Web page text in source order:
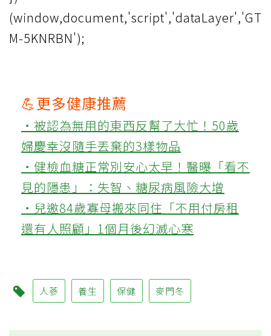
(window,document,'script','dataLayer','GT
M-5KNRBN');
💪更多健康推薦
‧被認為無用的東西反幫了大忙！50歲
婦慶幸沒隨手丟棄的3樣物品
‧健檢血糖正常別安心太早！醫曝「看不
見的隱患」：失智、糖尿病風險大增
‧兒邀84歲寡母搬來同住「不用付房租
還有人照顧」1個月後幻滅心寒
人蔘 養生 保健 麥門冬